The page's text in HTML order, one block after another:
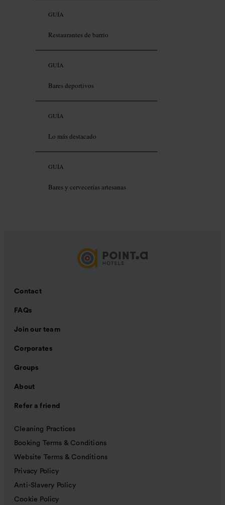
GUÍA
Restaurantes de barrio
GUÍA
Bares deportivos
GUÍA
Lo más destacado
GUÍA
Bares y cervecerías artesanas
Contact
FAQs
Join our team
Corporates
Groups
About
Refer a friend
Cleaning Practices
Booking Terms & Conditions
Website Terms & Conditions
Privacy Policy
Anti-Slavery Policy
Cookie Policy